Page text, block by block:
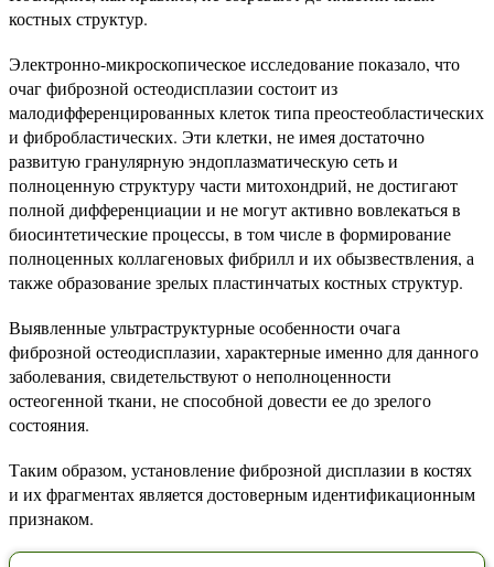
костных структур.
Электронно-микроскопическое исследование показало, что
очаг фиброзной остеодисплазии состоит из
малодифференцированных клеток типа преостеобластических
и фибробластических. Эти клетки, не имея достаточно
развитую гранулярную эндоплазматическую сеть и
полноценную структуру части митохондрий, не достигают
полной дифференциации и не могут активно вовлекаться в
биосинтетические процессы, в том числе в формирование
полноценных коллагеновых фибрилл и их обызвествления, а
также образование зрелых пластинчатых костных структур.
Выявленные ультраструктурные особенности очага
фиброзной остеодисплазии, характерные именно для данного
заболевания, свидетельствуют о неполноценности
остеогенной ткани, не способной довести ее до зрелого
состояния.
Таким образом, установление фиброзной дисплазии в костях
и их фрагментах является достоверным идентификационным
признаком.